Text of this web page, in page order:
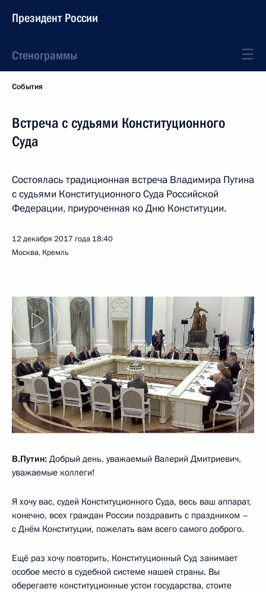
Президент России
Стенограммы
События
Встреча с судьями Конституционного
Суда
Состоялась традиционная встреча Владимира Путина
с судьями Конституционного Суда Российской
Федерации, приуроченная ко Дню Конституции.
12 декабря 2017 года 18:40
Москва, Кремль
В.Путин: Добрый день, уважаемый Валерий Дмитриевич,
уважаемые коллеги!
Я хочу вас, судей Конституционного Суда, весь ваш аппарат,
конечно, всех граждан России поздравить с праздником –
с Днём Конституции, пожелать вам всего самого доброго.
Ещё раз хочу повторить, Конституционный Суд занимает
особое место в судебной системе нашей страны. Вы
оберегаете конституционные устои государства, стоите